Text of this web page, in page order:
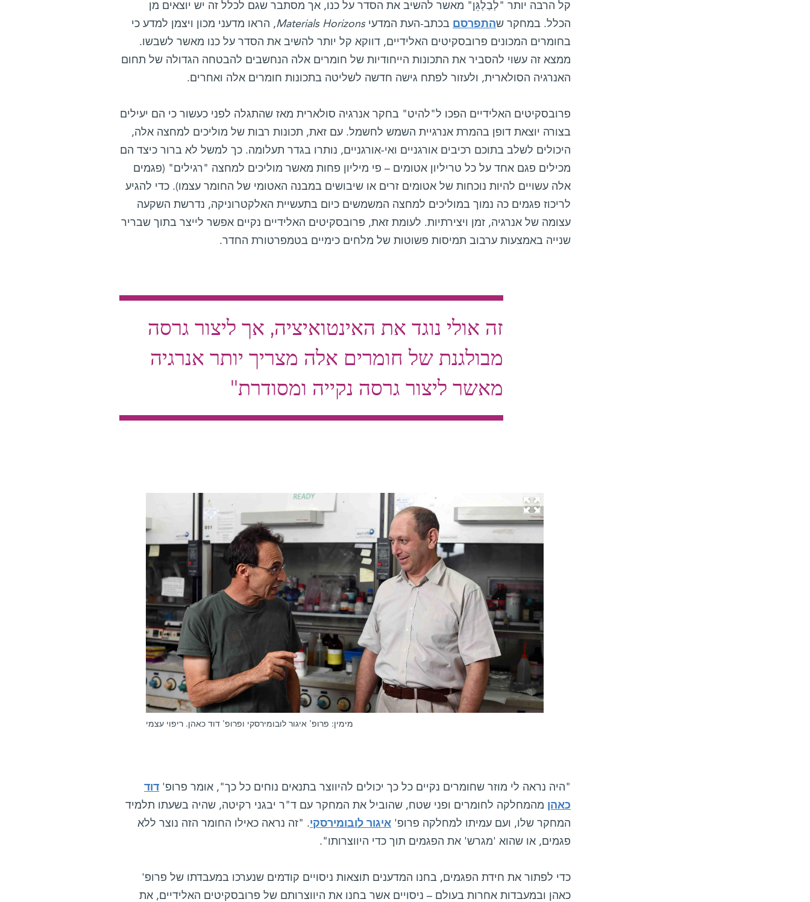
קל הרבה יותר "לְבַלְגֵּן" מאשר להשיב את הסדר על כנו, אך מסתבר שגם לכלל זה יש יוצאים מן
הכלל. במחקר שהתפרסם בכתב-העת המדעיMaterials Horizons, הראו מדעני מכון ויצמן למדע כי
בחומרים המכונים פרובסקיטים האלידיים, דווקא קל יותר להשיב את הסדר על כנו מאשר לשבשו.
ממצא זה עשוי להסביר את התכונות הייחודיות של חומרים אלה הנחשבים להבטחה הגדולה של תחום
האנרגיה הסולארית, ולעזור לפתח גישה חדשה לשליטה בתכונות חומרים אלה ואחרים.
פרובסקיטים האלידיים הפכו ל"להיט" בחקר אנרגיה סולארית מאז שהתגלה לפני כעשור כי הם יעילים
בצורה יוצאת דופן בהמרת אנרגיית השמש לחשמל. עם זאת, תכונות רבות של מוליכים למחצה אלה,
היכולים לשלב בתוכם רכיבים אורגניים ואי-אורגניים, נותרו בגדר תעלומה. כך למשל לא ברור כיצד הם
מכילים פגם אחד על כל טריליון אטומים – פי מיליון פחות מאשר מוליכים למחצה "רגילים" (פגמים
אלה עשויים להיות נוכחות של אטומים זרים או שיבושים במבנה האטומי של החומר עצמו). כדי להגיע
לריכוז פגמים כה נמוך במוליכים למחצה המשמשים כיום בתעשיית האלקטרוניקה, נדרשת השקעה
עצומה של אנרגיה, זמן ויצירתיות. לעומת זאת, פרובסקיטים האלידיים נקיים אפשר לייצר בתוך שבריר
שנייה באמצעות ערבוב תמיסות פשוטות של מלחים כימיים בטמפרטורת החדר.
זה אולי נוגד את האינטואיציה, אך ליצור גרסה
מבולגנת של חומרים אלה מצריך יותר אנרגיה
מאשר ליצור גרסה נקייה ומסודרת"
מימין: פרופ' איגור לובומירסקי ופרופ' דוד כאהן. ריפוי עצמי
"היה נראה לי מוזר שחומרים נקיים כל כך יכולים להיווצר בתנאים נוחים כל כך", אומר פרופ' דוד
כאהן
מהמחלקה לחומרים ופני שטח, שהוביל את המחקר עם ד"ר יבגני רקיטה, שהיה בשעתו תלמיד
המחקר שלו, ועם עמיתו למחלקה פרופ' איגור לובומירסקי. "זה נראה כאילו החומר הזה נוצר ללא
פגמים, או שהוא 'מגרש' את הפגמים תוך כדי היווצרותו".
כדי לפתור את חידת הפגמים, בחנו המדענים תוצאות ניסויים קודמים שנערכו במעבדתו של פרופ'
כאהן ובמעבדות אחרות בעולם – ניסויים אשר בחנו את היווצרותם של פרובסקיטים האלידיים, את